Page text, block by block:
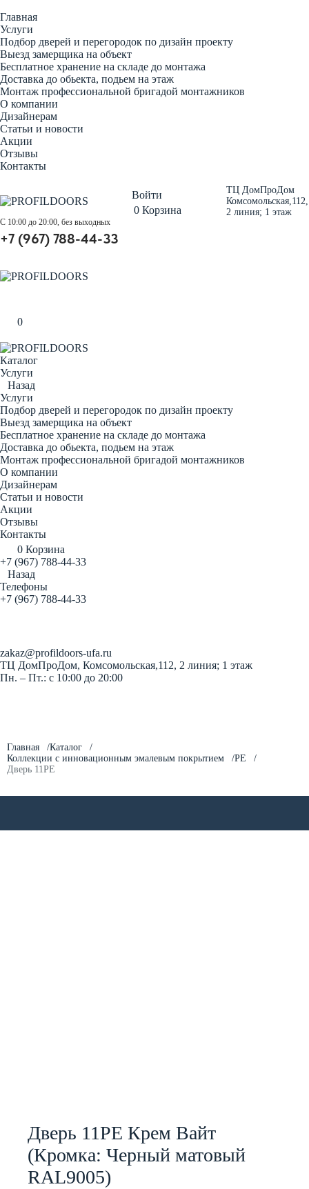
Главная
Услуги
Подбор дверей и перегородок по дизайн проекту
Выезд замерщика на объект
Бесплатное хранение на складе до монтажа
Доставка до обьекта, подьем на этаж
Монтаж профессиональной бригадой монтажников
О компании
Дизайнерам
Статьи и новости
Акции
Отзывы
Контакты
ТЦ ДомПроДом
Комсомольская,112,
2 линия; 1 этаж
С 10:00 до 20:00, без выходных
+7 (967) 788-44-33
Войти
0 Корзина
0
Каталог
Услуги
Назад
Услуги
Подбор дверей и перегородок по дизайн проекту
Выезд замерщика на объект
Бесплатное хранение на складе до монтажа
Доставка до обьекта, подьем на этаж
Монтаж профессиональной бригадой монтажников
О компании
Дизайнерам
Статьи и новости
Акции
Отзывы
Контакты
0 Корзина
+7 (967) 788-44-33
Назад
Телефоны
+7 (967) 788-44-33
zakaz@profildoors-ufa.ru
ТЦ ДомПроДом, Комсомольская,112, 2 линия; 1 этаж
Пн. – Пт.: с 10:00 до 20:00
Главная
Каталог
Коллекции с инновационным эмалевым покрытием
PE
Дверь 11PE
Дверь 11PE Крем Вайт
(Кромка: Черный матовый
RAL9005)